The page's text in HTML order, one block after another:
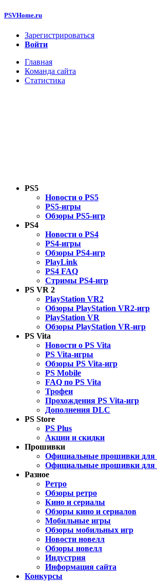
PSVHome.ru
Зарегистрироваться
Войти
Главная
Команда сайта
Статистика
PS5
Новости о PS5
PS5-игры
Обзоры PS5-игр
PS4
Новости о PS4
PS4-игры
Обзоры PS4-игр
PlayLink
PS4 FAQ
Стримы PS4-игр
PS VR 2
PlayStation VR2
Обзоры PlayStation VR2-игр
PlayStation VR
Обзоры PlayStation VR-игр
PS Vita
Новости о PS Vita
PS Vita-игры
Обзоры PS Vita-игр
PS Mobile
FAQ по PS Vita
Трофеи
Прохождения PS Vita-игр
Дополнения DLC
PS Store
PS Plus
Акции и скидки
Прошивки
Официальные прошивки для
Официальные прошивки для
Разное
Ретро
Обзоры ретро
Кино и сериалы
Обзоры кино и сериалов
Мобильные игры
Обзоры мобильных игр
Новости новелл
Обзоры новелл
Индустрия
Информация сайта
Конкурсы